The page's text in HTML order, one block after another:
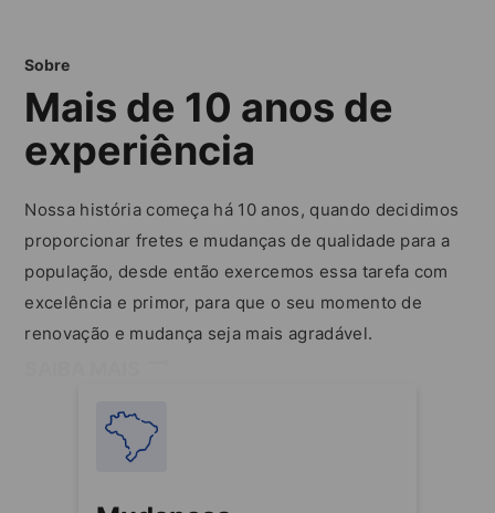
Sobre
Mais de 10 anos de
experiência
Nossa história começa há 10 anos, quando decidimos
proporcionar fretes e mudanças de qualidade para a
população, desde então exercemos essa tarefa com
excelência e primor, para que o seu momento de
renovação e mudança seja mais agradável.